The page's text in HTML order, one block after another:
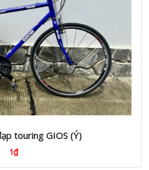
touring GIOS (Ý)
1₫